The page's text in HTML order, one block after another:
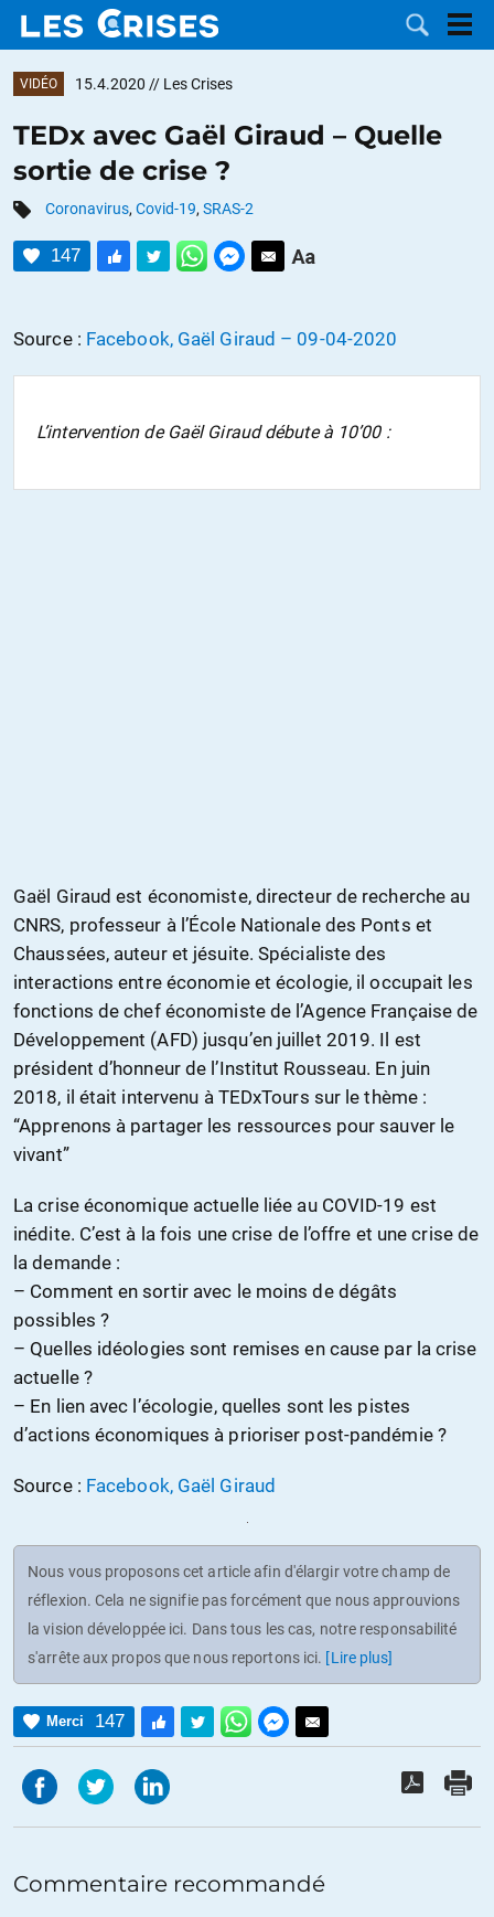
DOSSIERS
CATÉGORIES
VIDÉO 15.4.2020 // Les Crises
TEDx avec Gaël Giraud – Quelle
sortie de crise ?
Coronavirus, Covid-19, SRAS-2
147
Source : Facebook, Gaël Giraud – 09-04-2020
L’intervention de Gaël Giraud débute à 10’00 :
Gaël Giraud est économiste, directeur de recherche au
CNRS, professeur à l’École Nationale des Ponts et
Chaussées, auteur et jésuite. Spécialiste des
interactions entre économie et écologie, il occupait les
fonctions de chef économiste de l’Agence Française de
Développement (AFD) jusqu’en juillet 2019. Il est
président d’honneur de l’Institut Rousseau. En juin
2018, il était intervenu à TEDxTours sur le thème :
“Apprenons à partager les ressources pour sauver le
vivant”
La crise économique actuelle liée au COVID-19 est
inédite. C’est à la fois une crise de l’offre et une crise de
la demande :
– Comment en sortir avec le moins de dégâts
possibles ?
– Quelles idéologies sont remises en cause par la crise
actuelle ?
– En lien avec l’écologie, quelles sont les pistes
d’actions économiques à prioriser post-pandémie ?
Source : Facebook, Gaël Giraud
Nous vous proposons cet article afin d'élargir votre champ de
réflexion. Cela ne signifie pas forcément que nous approuvions
la vision développée ici. Dans tous les cas, notre responsabilité
s'arrête aux propos que nous reportons ici. [Lire plus]
Merci 147
Commentaire recommandé